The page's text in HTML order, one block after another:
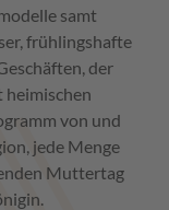
samt
frühlingshafte
der
heimischen
von und
jede Menge
Muttertag